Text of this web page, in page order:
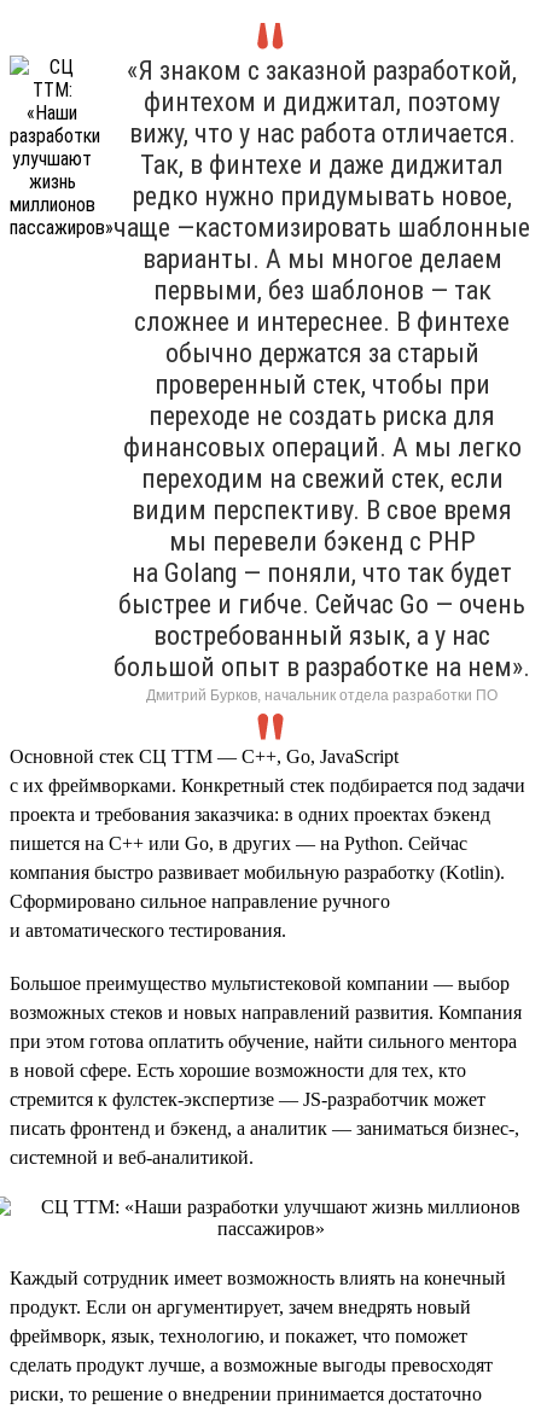
«Я знаком с заказной разработкой,
финтехом и диджитал, поэтому
вижу, что у нас работа отличается.
Так, в финтехе и даже диджитал
редко нужно придумывать новое,
чаще —кастомизировать шаблонные
варианты. А мы многое делаем
первыми, без шаблонов — так
сложнее и интереснее. В финтехе
обычно держатся за старый
проверенный стек, чтобы при
переходе не создать риска для
финансовых операций. А мы легко
переходим на свежий стек, если
видим перспективу. В свое время
мы перевели бэкенд с PHP
на Golang — поняли, что так будет
быстрее и гибче. Сейчас Go — очень
востребованный язык, а у нас
большой опыт в разработке на нем».
Дмитрий Бурков, начальник отдела разработки ПО
Основной стек СЦ ТТМ — C++, Go, JavaScript
с их фреймворками. Конкретный стек подбирается под задачи
проекта и требования заказчика: в одних проектах бэкенд
пишется на C++ или Go, в других — на Python. Сейчас
компания быстро развивает мобильную разработку (Kotlin).
Сформировано сильное направление ручного
и автоматического тестирования.
Большое преимущество мультистековой компании — выбор
возможных стеков и новых направлений развития. Компания
при этом готова оплатить обучение, найти сильного ментора
в новой сфере. Есть хорошие возможности для тех, кто
стремится к фулстек-экспертизе — JS-разработчик может
писать фронтенд и бэкенд, а аналитик — заниматься бизнес-,
системной и веб-аналитикой.
Каждый сотрудник имеет возможность влиять на конечный
продукт. Если он аргументирует, зачем внедрять новый
фреймворк, язык, технологию, и покажет, что поможет
сделать продукт лучше, а возможные выгоды превосходят
риски, то решение о внедрении принимается достаточно